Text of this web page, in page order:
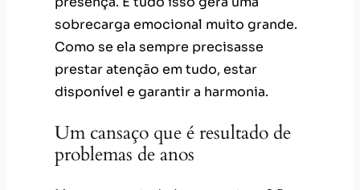
sobrecarga emocional muito grande.
Como se ela sempre precisasse
prestar atenção em tudo, estar
disponível e garantir a harmonia.
Um cansaço que é resultado de
problemas de anos